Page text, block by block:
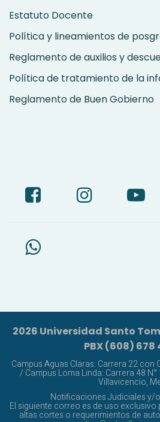
Estatuto Docente
Política y lineamientos de
Reglamento de auxilios y
Política de tratamiento de la
Reglamento de Buen Gobierno
2026 Universidad Santo
PBX (608) 678
Campus Aguas Claras: Carrera 22 con
/ Campus Loma Linda: Carrera 48
Villavicencio,
Notificaciones Judiciales y/
El siguiente correo es de uso
altas cortes o requerimientos de